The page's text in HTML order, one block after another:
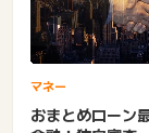
マネー
おまとめローン